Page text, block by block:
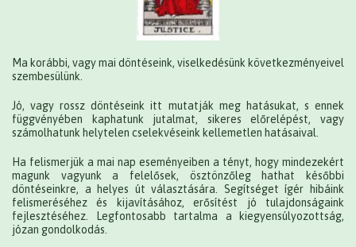
Ma korábbi, vagy mai döntéseink, viselkedésünk következményeivel
szembesülünk.
Jó, vagy rossz döntéseink itt mutatják meg hatásukat, s ennek
függvényében kaphatunk jutalmat, sikeres előrelépést, vagy
számolhatunk helytelen cselekvéseink kellemetlen hatásaival.
Ha felismerjük a mai nap eseményeiben a tényt, hogy mindezekért
magunk vagyunk a felelősek, ösztönzőleg hathat későbbi
döntéseinkre, a helyes út választására. Segítséget ígér hibáink
felismeréséhez és kijavításához, erősítést jó tulajdonságaink
fejlesztéséhez. Legfontosabb tartalma a kiegyensúlyozottság,
józan gondolkodás.